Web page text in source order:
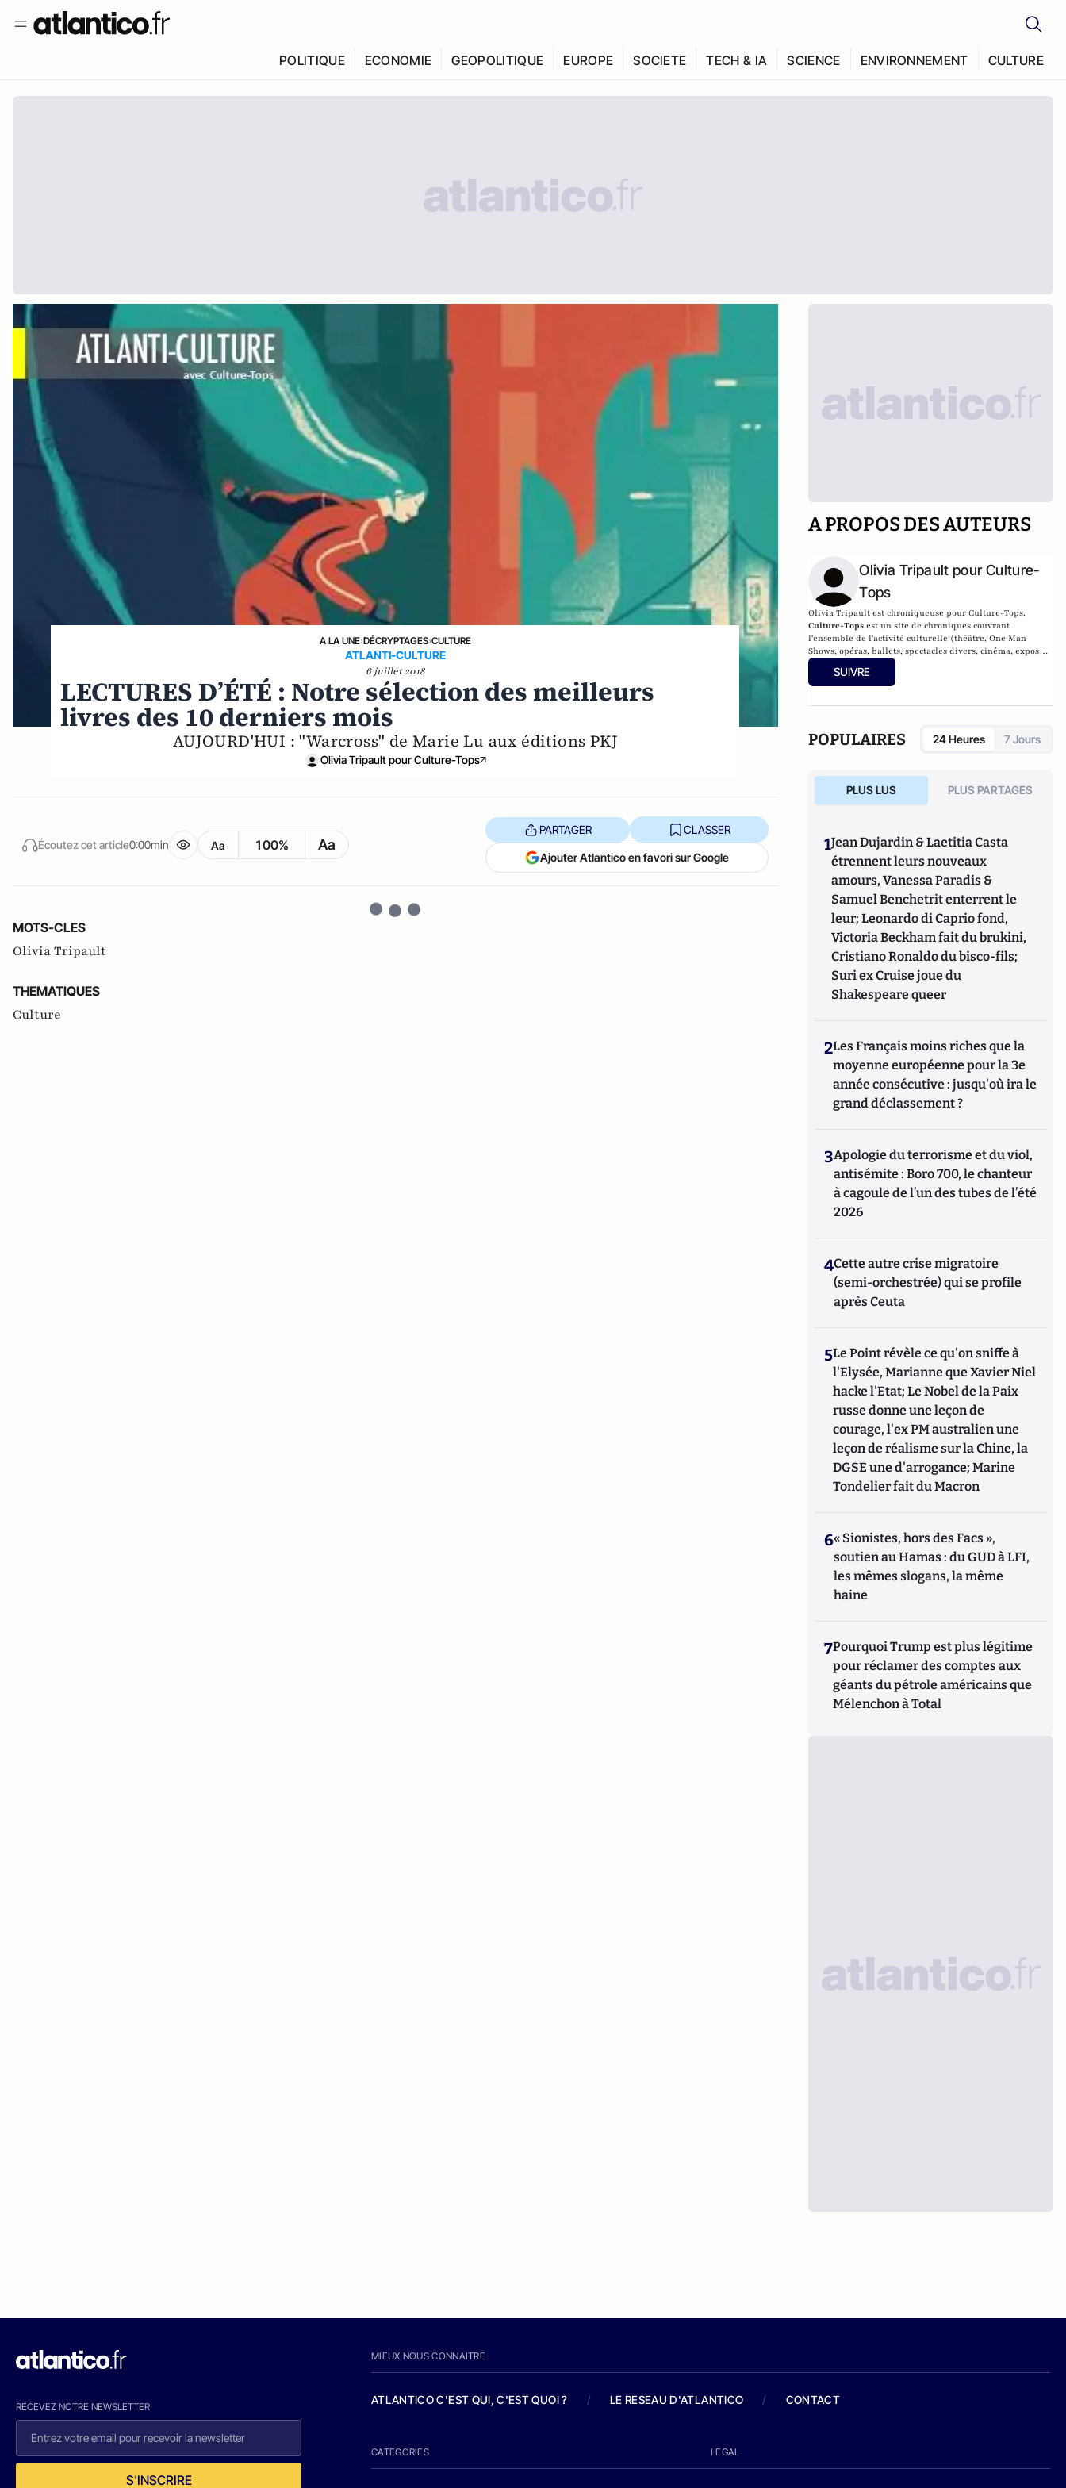
POLITIQUE ECONOMIE GEOPOLITIQUE EUROPE SOCIETE TECH & IA SCIENCE ENVIRONNEMENT CULTURE
A LA UNE›DÉCRYPTAGES›CULTURE
ATLANTI-CULTURE
6 juillet 2018
LECTURES D’ÉTÉ : Notre sélection des meilleurs
livres des 10 derniers mois
AUJOURD'HUI : "Warcross" de Marie Lu aux éditions PKJ
Olivia Tripault pour Culture-Tops
Écoutez cet article0:00min Aa 100% Aa
PARTAGER CLASSER
Ajouter Atlantico en favori sur Google
MOTS-CLES
Olivia Tripault
THEMATIQUES
Culture
A PROPOS DES AUTEURS
Olivia Tripault pour Culture-
Tops
Olivia Tripault est chroniqueuse pour Culture-Tops.
Culture-Tops est un site de chroniques couvrant
l'ensemble de l'activité culturelle (théâtre, One Man
Shows, opéras, ballets, spectacles divers, cinéma, expos,
livres, etc.).
SUIVRE
POPULAIRES 24 Heures 7 Jours
PLUS LUS PLUS PARTAGES
1Jean Dujardin & Laetitia Casta
étrennent leurs nouveaux
amours, Vanessa Paradis &
Samuel Benchetrit enterrent le
leur; Leonardo di Caprio fond,
Victoria Beckham fait du brukini,
Cristiano Ronaldo du bisco-fils;
Suri ex Cruise joue du
Shakespeare queer
2Les Français moins riches que la
moyenne européenne pour la 3e
année consécutive : jusqu'où ira le
grand déclassement ?
3Apologie du terrorisme et du viol,
antisémite : Boro 700, le chanteur
à cagoule de l’un des tubes de l’été
2026
4Cette autre crise migratoire
(semi-orchestrée) qui se profile
après Ceuta
5Le Point révèle ce qu'on sniffe à
l'Elysée, Marianne que Xavier Niel
hacke l'Etat; Le Nobel de la Paix
russe donne une leçon de
courage, l'ex PM australien une
leçon de réalisme sur la Chine, la
DGSE une d'arrogance; Marine
Tondelier fait du Macron
6« Sionistes, hors des Facs »,
soutien au Hamas : du GUD à LFI,
les mêmes slogans, la même
haine
7Pourquoi Trump est plus légitime
pour réclamer des comptes aux
géants du pétrole américains que
Mélenchon à Total
RECEVEZ NOTRE NEWSLETTER
S'INSCRIRE
MIEUX NOUS CONNAITRE
ATLANTICO C'EST QUI, C'EST QUOI ? / LE RESEAU D'ATLANTICO / CONTACT
CATEGORIES LEGAL